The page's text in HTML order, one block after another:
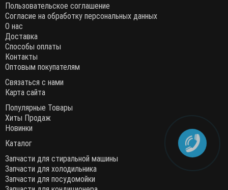
Пользовательское соглашение
Согласие на обработку персональных данных
О нас
Доставка
Способы оплаты
Контакты
Оптовым покупателям
Связаться с нами
Карта сайта
Популярные Товары
Хиты Продаж
Новинки
Каталог
Запчасти для стиральной машины
Запчасти для холодильника
Запчасти для посудомойки